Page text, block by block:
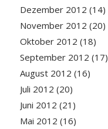
Dezember 2012 (14)
November 2012 (20)
Oktober 2012 (18)
September 2012 (17)
August 2012 (16)
Juli 2012 (20)
Juni 2012 (21)
Mai 2012 (16)